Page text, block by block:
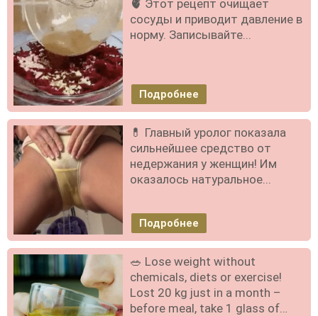
🫀 Этот рецепт очищает
сосуды и приводит давление в
норму. Записывайте...
Подробнее
💊 Главный уролог показала
сильнейшее средство от
недержания у женщин! Им
оказалось натуральное...
Подробнее
🥗 Lose weight without
chemicals, diets or exercise!
Lost 20 kg just in a month –
before meal, take 1 glass of…